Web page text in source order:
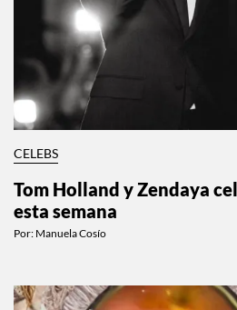
CELEBS
Tom Holland y Zendaya
esta semana
Por: Manuela Cosío